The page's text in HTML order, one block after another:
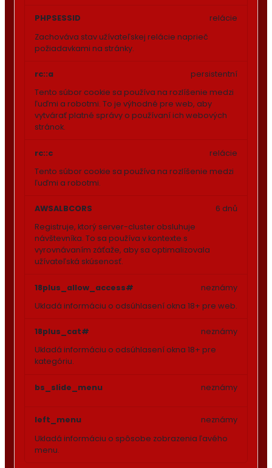
PHPSESSID
Zachováva stav užívateľskej relácie naprieč
požiadavkami na stránky.
relácie
rc::a
Tento súbor cookie sa používa na rozlíšenie medzi
ľuďmi a robotmi. To je výhodné pre web, aby
vytvárať platné správy o používaní ich webových
stránok.
persistentní
rc::c
Tento súbor cookie sa používa na rozlíšenie medzi
ľuďmi a robotmi.
relácie
AWSALBCORS
Registruje, ktorý server-cluster obsluhuje
návštevníka. To sa používa v kontexte s
vyrovnávaním záťaže, aby sa optimalizovala
užívateľská skúsenosť.
6 dnů
18plus_allow_access#
Ukladá informáciu o odsúhlasení okna 18+ pre web.
neznámy
18plus_cat#
Ukladá informáciu o odsúhlasení okna 18+ pre
kategóriu.
neznámy
bs_slide_menu neznámy
left_menu
Ukladá informáciu o spôsobe zobrazenia ľavého
menu.
neznámy